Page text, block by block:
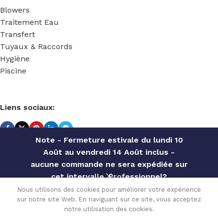
Note - Fermeture estivale du lundi 10
Août au vendredi 14 Août inclus -
aucune commande ne sera expédiée sur
cet intervalle. Professionnel?
Contactez notre service commercial
pour des offres personnalisées, des
remises par quantité, etc
Blowers
Traitement Eau
Transfert
Tuyaux & Raccords
Hygiène
Piscine
Liens sociaux:
TECHNIDOSE 2022 Réalisé parACS INFORMATIQUE
Nous utilisons des cookies pour améliorer votre expérience
sur notre site Web. En naviguant sur ce site, vous acceptez
notre utilisation des cookies.
BLOWER
1 ETAGE
1.5KW –
2 »-
TRIPHASE
1,052.40€
Disponible
sur